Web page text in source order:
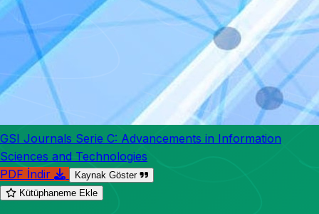
GSI Journals Serie C: Advancements in Information
Sciences and Technologies
PDF İndir
Kaynak Göster
Kütüphaneme Ekle